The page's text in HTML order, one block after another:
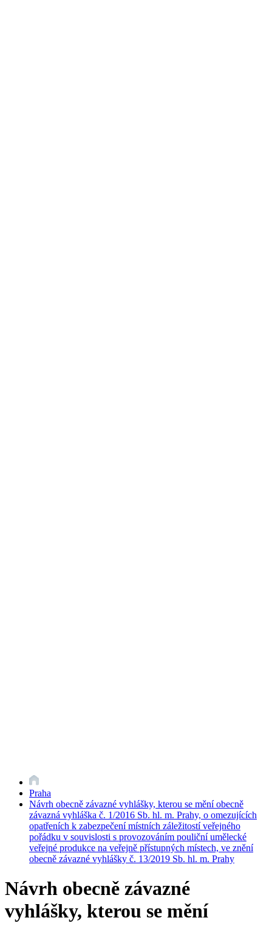
Praha
Návrh obecně závazné vyhlášky, kterou se mění obecně
závazná vyhláška č. 1/2016 Sb. hl. m. Prahy, o omezujících
opatřeních k zabezpečení místních záležitostí veřejného
pořádku v souvislosti s provozováním pouliční umělecké
veřejné produkce na veřejně přístupných místech, ve znění
obecně závazné vyhlášky č. 13/2019 Sb. hl. m. Prahy
Návrh obecně závazné
vyhlášky, kterou se mění